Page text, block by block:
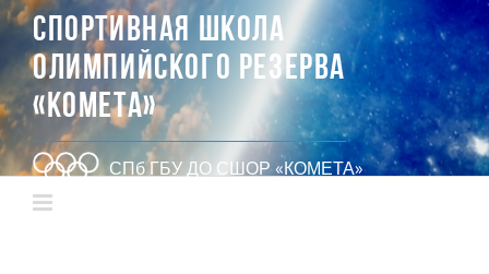
СПОРТИВНАЯ ШКОЛА
ОЛИМПИЙСКОГО РЕЗЕРВА
«КОМЕТА»
СПб ГБУ ДО СШОР «КОМЕТА»